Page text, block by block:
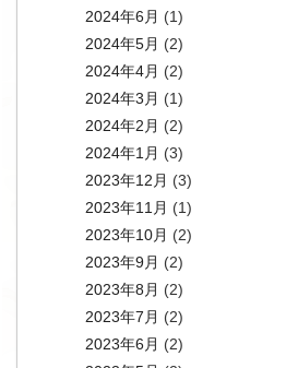
2024年6月 (1)
2024年5月 (2)
2024年4月 (2)
2024年3月 (1)
2024年2月 (2)
2024年1月 (3)
2023年12月 (3)
2023年11月 (1)
2023年10月 (2)
2023年9月 (2)
2023年8月 (2)
2023年7月 (2)
2023年6月 (2)